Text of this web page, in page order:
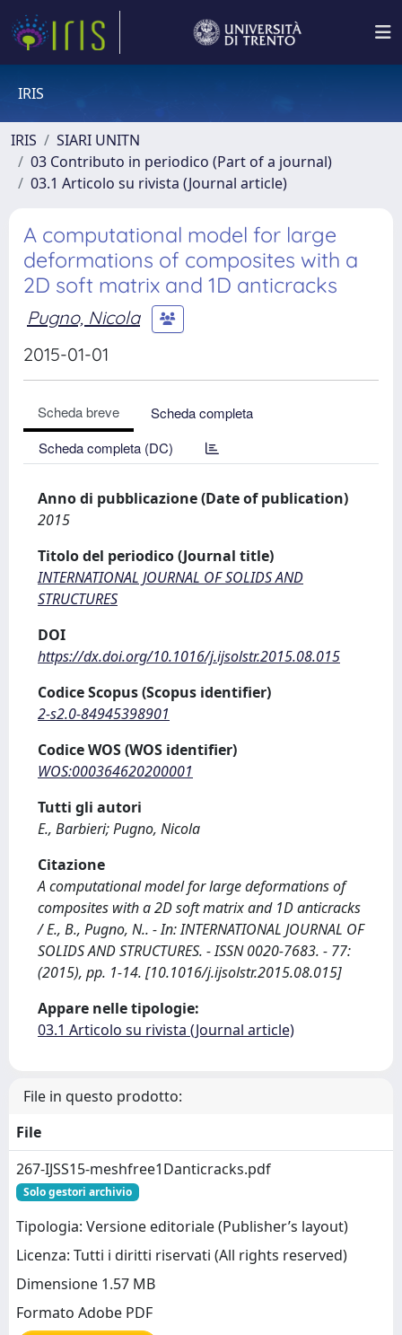
IRIS
IRIS
SIARI UNITN
03 Contributo in periodico (Part of a journal)
03.1 Articolo su rivista (Journal article)
A computational model for large
deformations of composites with a
2D soft matrix and 1D anticracks
Pugno, Nicola
2015-01-01
Scheda breve
Scheda completa
Scheda completa (DC)
Anno di pubblicazione (Date of publication)
2015
Titolo del periodico (Journal title)
INTERNATIONAL JOURNAL OF SOLIDS AND
STRUCTURES
DOI
https://dx.doi.org/10.1016/j.ijsolstr.2015.08.015
Codice Scopus (Scopus identifier)
2-s2.0-84945398901
Codice WOS (WOS identifier)
WOS:000364620200001
Tutti gli autori
E., Barbieri; Pugno, Nicola
Citazione
A computational model for large deformations of
composites with a 2D soft matrix and 1D anticracks
/ E., B., Pugno, N.. - In: INTERNATIONAL JOURNAL OF
SOLIDS AND STRUCTURES. - ISSN 0020-7683. - 77:
(2015), pp. 1-14. [10.1016/j.ijsolstr.2015.08.015]
Appare nelle tipologie:
03.1 Articolo su rivista (Journal article)
File in questo prodotto:
File
267-IJSS15-meshfree1Danticracks.pdf
Solo gestori archivio
Tipologia: Versione editoriale (Publisher’s layout)
Licenza: Tutti i diritti riservati (All rights reserved)
Dimensione 1.57 MB
Formato Adobe PDF